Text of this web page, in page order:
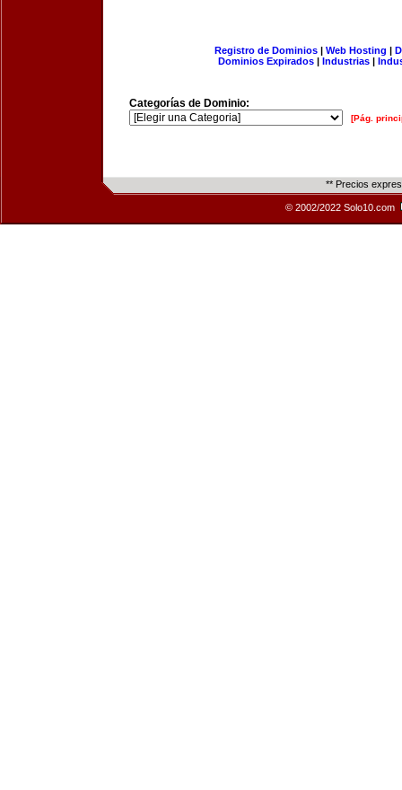
Registro de Dominios| Web Hosting |
Dominios Expirados | Industrias |
Categorías de Dominio:
[Pág.
** Precios
© 2002/2022 Solo10.com